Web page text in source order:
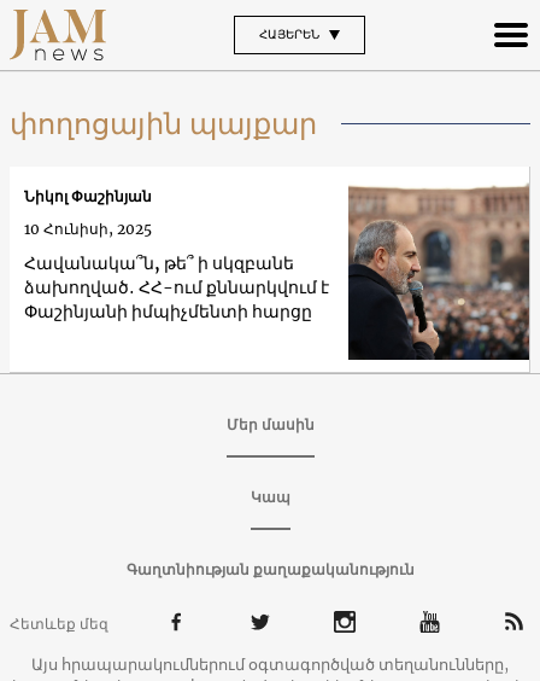
ՀԱՅԵՐԵՆ
փողոցային պայքար
Հավանակա՞ն, թե՞ ի սկզբանե
ձախողված․ ՀՀ-ում քննարկվում է
Փաշինյանի իմպիչմենտի հարցը
Նիկոլ Փաշինյան
10 Հունիսի, 2025
Մեր մասին
Կապ
Գաղտնիության քաղաքականություն
Հետևեք մեզ
Այս հրապարակումներում օգտագործված տեղանունները,